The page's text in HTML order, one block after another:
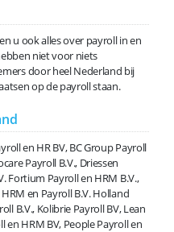
u ook alles over payroll in en
niet voor niets
door heel Nederland bij
op de payroll staan.
en HR BV, BC Group Payroll
Payroll B.V., Driessen
Fortium Payroll en HRM B.V.,
HRM en Payroll B.V. Holland
B.V., Kolibrie Payroll BV, Lean
en HRM BV, People Payroll en